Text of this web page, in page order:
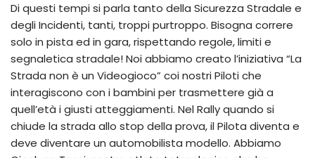
Di questi tempi si parla tanto della Sicurezza Stradale e
degli Incidenti, tanti, troppi purtroppo. Bisogna correre
solo in pista ed in gara, rispettando regole, limiti e
segnaletica stradale! Noi abbiamo creato l’iniziativa “La
Strada non è un Videogioco” coi nostri Piloti che
interagiscono con i bambini per trasmettere già a
quell’età i giusti atteggiamenti. Nel Rally quando si
chiude la strada allo stop della prova, il Pilota diventa e
deve diventare un automobilista modello. Abbiamo